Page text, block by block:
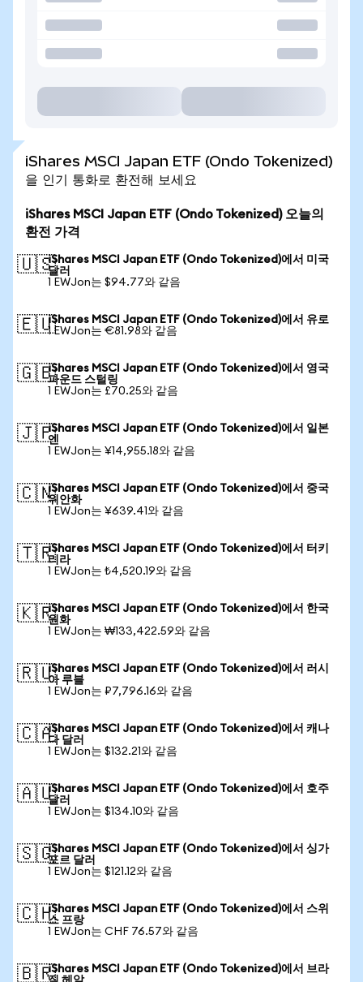
iShares MSCI Japan ETF (Ondo Tokenized)
을 인기 통화로 환전해 보세요
iShares MSCI Japan ETF (Ondo Tokenized) 오늘의
환전 가격
🇺🇸iShares MSCI Japan ETF (Ondo Tokenized)에서 미국
달러
1 EWJon는 $94.77와 같음
🇪🇺iShares MSCI Japan ETF (Ondo Tokenized)에서 유로
1 EWJon는 €81.98와 같음
🇬🇧iShares MSCI Japan ETF (Ondo Tokenized)에서 영국
파운드 스털링
1 EWJon는 £70.25와 같음
🇯🇵iShares MSCI Japan ETF (Ondo Tokenized)에서 일본
엔
1 EWJon는 ¥14,955.18와 같음
🇨🇳iShares MSCI Japan ETF (Ondo Tokenized)에서 중국
위안화
1 EWJon는 ¥639.41와 같음
🇹🇷iShares MSCI Japan ETF (Ondo Tokenized)에서 터키
리라
1 EWJon는 ₺4,520.19와 같음
🇰🇷iShares MSCI Japan ETF (Ondo Tokenized)에서 한국
원화
1 EWJon는 ₩133,422.59와 같음
🇷🇺iShares MSCI Japan ETF (Ondo Tokenized)에서 러시
아 루블
1 EWJon는 ₽7,796.16와 같음
🇨🇦iShares MSCI Japan ETF (Ondo Tokenized)에서 캐나
다 달러
1 EWJon는 $132.21와 같음
🇦🇺iShares MSCI Japan ETF (Ondo Tokenized)에서 호주
달러
1 EWJon는 $134.10와 같음
🇸🇬iShares MSCI Japan ETF (Ondo Tokenized)에서 싱가
포르 달러
1 EWJon는 $121.12와 같음
🇨🇭iShares MSCI Japan ETF (Ondo Tokenized)에서 스위
스 프랑
1 EWJon는 CHF 76.57와 같음
🇧🇷iShares MSCI Japan ETF (Ondo Tokenized)에서 브라